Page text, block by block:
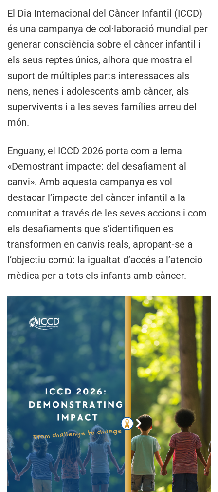
El Dia Internacional del Càncer Infantil (ICCD)
és una campanya de col·laboració mundial per
generar consciència sobre el càncer infantil i
els seus reptes únics, alhora que mostra el
suport de múltiples parts interessades als
nens, nenes i adolescents amb càncer, als
supervivents i a les seves famílies arreu del
món.
Enguany, el ICCD 2026 porta com a lema
«Demostrant impacte: del desafiament al
canvi». Amb aquesta campanya es vol
destacar l’impacte del càncer infantil a la
comunitat a través de les seves accions i com
els desafiaments que s’identifiquen es
transformen en canvis reals, apropant-se a
l’objectiu comú: la igualtat d’accés a l’atenció
mèdica per a tots els infants amb càncer.